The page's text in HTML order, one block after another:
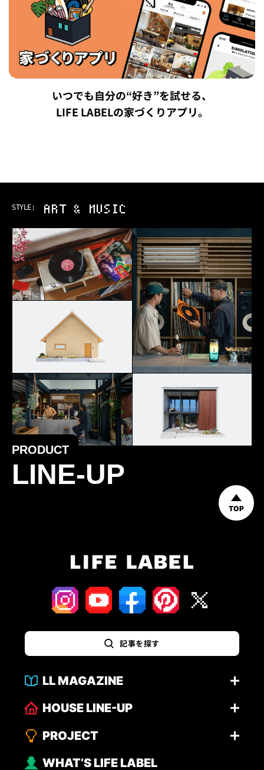
いつでも自分の“好き”を試せる、
LIFE LABELの家づくりアプリ。
STYLE: OUTDOOR
PRODUCT
LINE-UP
TOP
記事を探す
LL MAGAZINE
HOUSE LINE-UP
PROJECT
WHAT’S LIFE LABEL